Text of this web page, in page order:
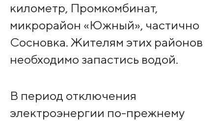
километр, Промкомбинат,
микрорайон «Южный», частично
Сосновка. Жителям этих районов
необходимо запастись водой.
В период отключения
электроэнергии по-прежнему